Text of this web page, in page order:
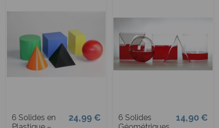
6 Solides en
24,99 €
6 Solides
14,90 €